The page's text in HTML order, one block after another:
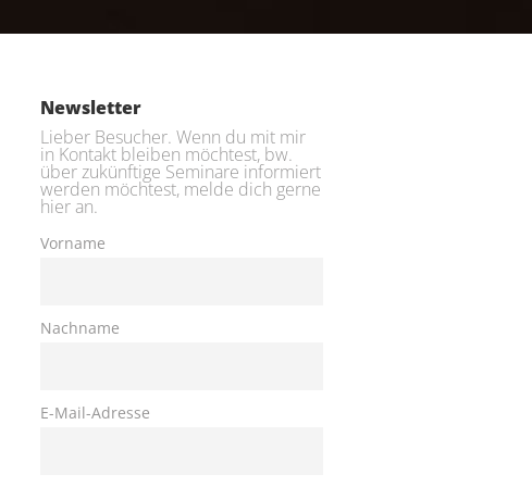
Newsletter
Lieber Besucher. Wenn du mit mir
in Kontakt bleiben möchtest, bw.
über zukünftige Seminare informiert
werden möchtest, melde dich gerne
hier an.
Vorname
Nachname
E-Mail-Adresse